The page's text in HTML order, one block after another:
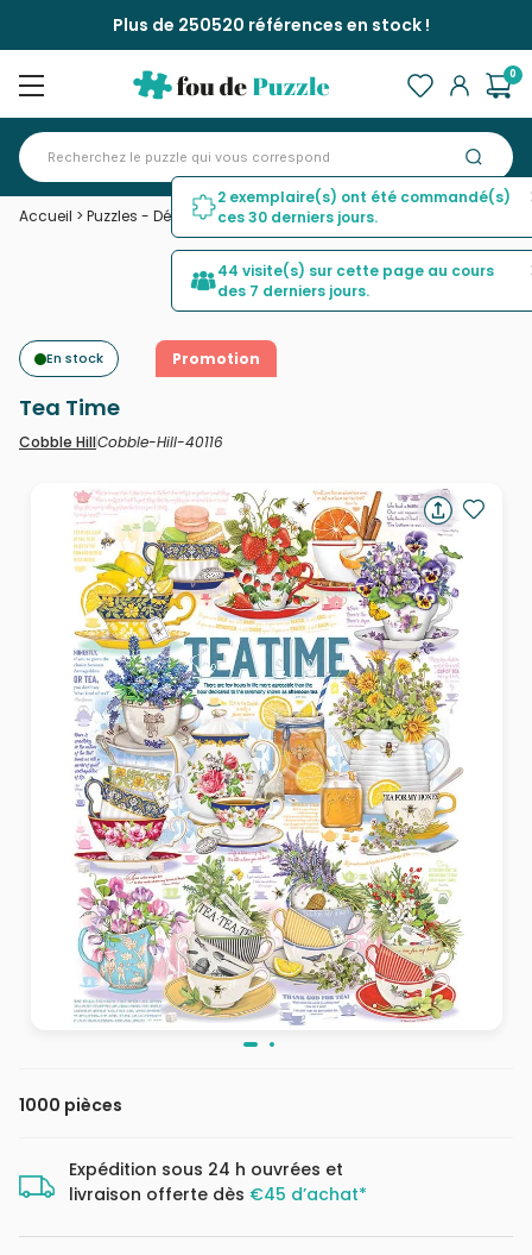
Plus de 250520 références en stock !
0
Accueil > Puzzles - Déco et Objets> Tea Time
En stock Promotion
Tea Time
Cobble HillCobble-Hill-40116
1000 pièces
Expédition sous 24 h ouvrées et
livraison offerte dès €45 d’achat*
2 exemplaire(s) ont été commandé(s)
ces 30 derniers jours.
44 visite(s) sur cette page au cours
des 7 derniers jours.